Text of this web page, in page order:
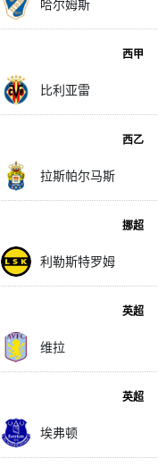
哈尔姆斯
西甲
比利亚雷
西乙
拉斯帕尔马斯
挪超
利勒斯特罗姆
英超
维拉
英超
埃弗顿